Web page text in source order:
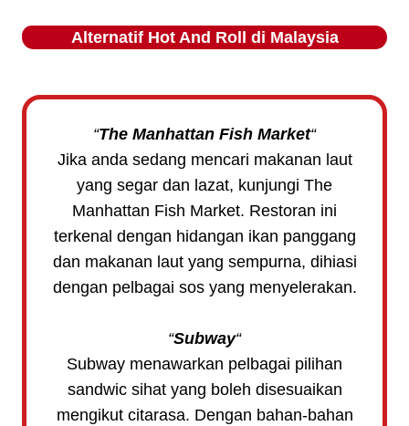
Alternatif Hot And Roll di Malaysia
“The Manhattan Fish Market“
Jika anda sedang mencari makanan laut
yang segar dan lazat, kunjungi The
Manhattan Fish Market. Restoran ini
terkenal dengan hidangan ikan panggang
dan makanan laut yang sempurna, dihiasi
dengan pelbagai sos yang menyelerakan.
“Subway“
Subway menawarkan pelbagai pilihan
sandwic sihat yang boleh disesuaikan
mengikut citarasa. Dengan bahan-bahan